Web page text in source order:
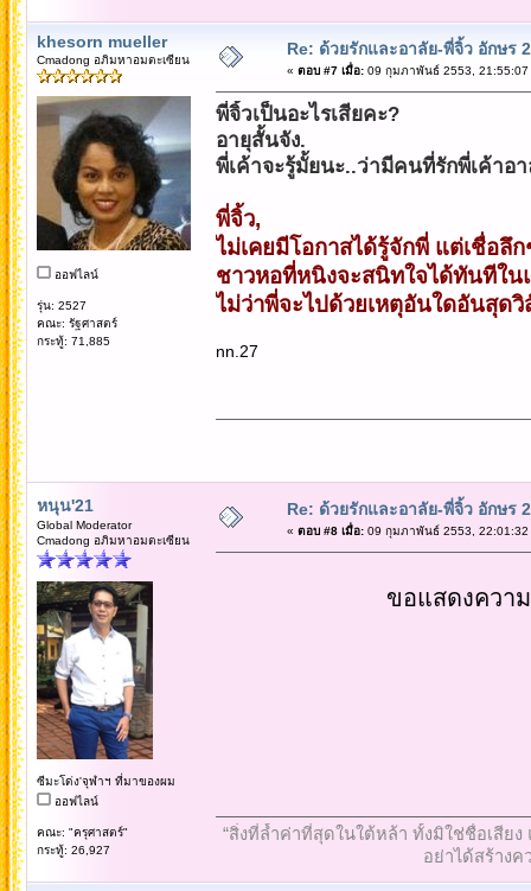
khesorn mueller
Cmadong อภิมหาอมตะเซียน
ออฟไลน์
รุ่น: 2527
คณะ: รัฐศาสตร์
กระทู้: 71,885
Re: ด้วยรักและอาลัย-พี่จิ้ว อักษร
« ตอบ #7 เมื่อ:09 กุมภาพันธ์ 2553, 21:55:07
พี่จิ้วเป็นอะไรเสียคะ?
อายุสั้นจัง.
พี่เค้าจะรู้มั้ยนะ..ว่ามีคนที่รักพี่เค้าอ
พี่จิ้ว,
ไม่เคยมีโอกาสได้รู้จักพี่ แต่เชื่อลึ
ชาวหอที่หนิงจะสนิทใจได้ทันทีใน
ไม่ว่าพี่จะไปด้วยเหตุอันใดอันสุด
nn.27
หนุน'21
Global Moderator
Cmadong อภิมหาอมตะเซียน
ซีมะโด่ง'จุฬาฯ ที่มาของผม
ออฟไลน์
คณะ: "ครุศาสตร์"
กระทู้: 26,927
Re: ด้วยรักและอาลัย-พี่จิ้ว อักษร
« ตอบ #8 เมื่อ:09 กุมภาพันธ์ 2553, 22:01:32
ขอแสดงควา
“สิ่งที่ล้ำค่าที่สุดในใต้หล้า ทั้งมิใช่ชื่อเสีย
อย่าได้สร้างค